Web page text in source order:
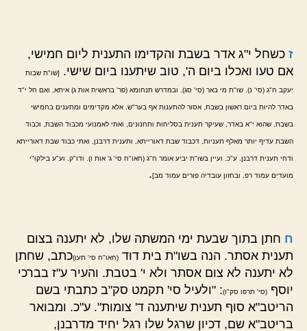
ז כשחל י"ג אדר בשבת והקדימו התענית ליום חמישי,
אם טעו ואכלו ביום ה', טוב שיתענו ביום שישי.
[שו"ת שבות
יעקב ח"ג (סי' נ). שו"ת מי באר (סי' סג). ובמדרש תנחומא (פר' בראשית אות ג) איתא, ואם חל י"ד
באדר להיות ביום ראשון בשבת, אסור להתענות אף בער"ש, אלא מקדימים ומתענים בחמישי
בשבת, שהוא י"א באדר, שעיקר תענית בסליחות ותחנונים, ואתי לאמנועי מכבוד השבת, וכבוד
השבת עדיף יותר מאלף תעניות, דכבוד שבת דאורייתא, ותענית דרבנן, ואתי כבוד שבת דאורייתא
ודחי תענית דרבנן. ע"כ. ועיין בשו"ת יביע אומר ח"ג (חאו"ח סי' ג' אות ו). ודו"ק. וע"ע בילקו"י
מועדים עמוד רפ, ובחזון עובדיה פורים עמוד מב].
ח חתן בתוך שבעת ימי המשתה שלו, לא יתענה בצום
תענית אסתר. הנה בשו"ת בית דוד (חאו"ח סי' תעו)כתב, שחתן
לא יתענה לא צום אסתר ולא י' בטבת. והעיר ע"ז בברכי
יוסף (סי' תרפו סק"ו): "ולעיל סי' תקמט סק"ב כתבתי בשם
הריטב"א סוף תענית שיתענה ד' צומות". ע"כ. ומבואר
בריטב"א שם, דכיון שרגל שלו רגל יחיד מדרבנן,